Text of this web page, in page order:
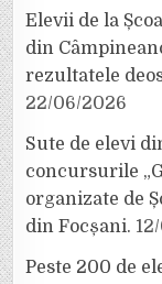
Elevii de la
din
rezultatele
22/06/2026
Sute de elevi
concursurile
organizate de
din Focșani.
Peste 200 de